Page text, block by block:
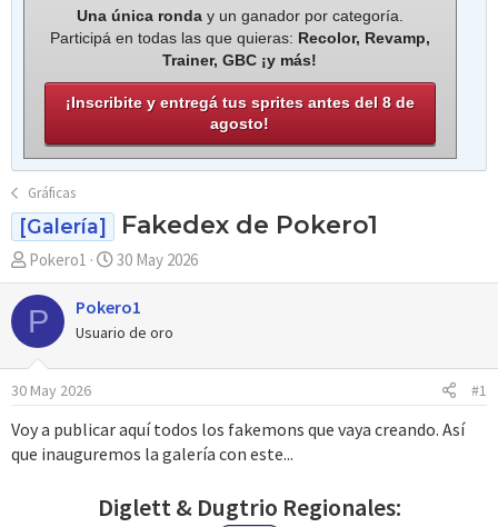
Una única ronday un ganador por categoría.
Participá en todas las que quieras: Recolor, Revamp,
Trainer, GBC ¡y más!
¡Inscribite y entregá tus sprites antes del 8 de
agosto!
Gráficas
[Galería] Fakedex de Pokero1
A
u
t
o
r
Pokero1
F
e
c
h
d
i
30 May 2026
P Pokero1
Usuario de oro
30 May 2026 #1
Voy a publicar aquí todos los fakemons que vaya creando. Así
que inauguremos la galería con este...
Diglett & Dugtrio Regionales: